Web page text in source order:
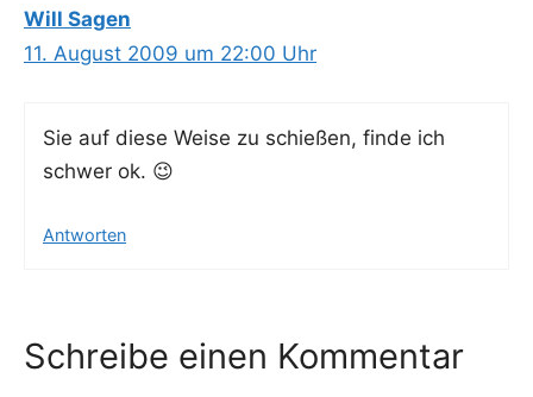
Will Sagen
11. August 2009 um 22:00 Uhr
Sie auf die­se Wei­se zu schie­ßen, fin­de ich
schwer ok. 😉
Antworten
Schreibe einen Kommentar